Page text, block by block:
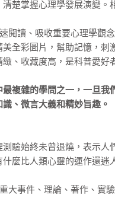
清楚掌握心理學發展演變
閱讀、吸收重要心理學觀
全彩圖片，幫助記憶，刺
、收藏度高，是科普愛好
複雜的學問之一，一旦我
、微言大義和精妙旨趣。
驗始終未曾退燒，表示人
麼比人類心靈的運作還迷
大事件、理論、著作、實